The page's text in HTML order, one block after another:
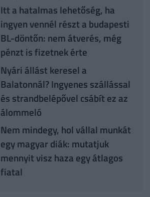
Itt a hatalmas lehetőség, ha
ingyen vennél részt a budapesti
BL-döntőn: nem átverés, még
pénzt is fizetnek érte
Nyári állást keresel a
Balatonnál? Ingyenes szállással
és strandbelépővel csábít ez az
álommeló
Nem mindegy, hol vállal munkát
egy magyar diák: mutatjuk
mennyit visz haza egy átlagos
fiatal